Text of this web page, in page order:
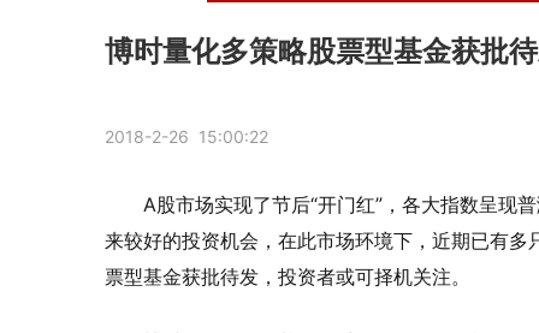
博时量化多策略股票型基金获批
2018-2-26 15:00:22
A股市场实现了节后“开门红”，各大指数呈现
来较好的投资机会，在此市场环境下，近期已有
票型基金获批待发，投资者或可择机关注。